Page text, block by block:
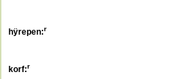
hÿrepen:r
korf:r